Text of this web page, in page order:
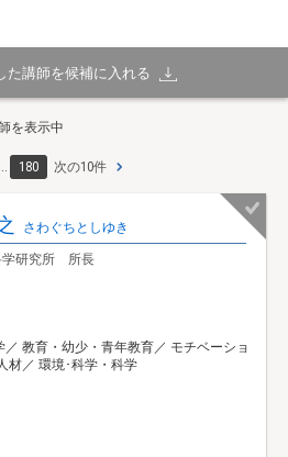
た講師を候補に入れる
を表示中
... 180 次の10件
さわぐちとしゆき
学研究所 所長
教育・幼少・青年教育／ モチベーショ
材／ 環境･科学・科学